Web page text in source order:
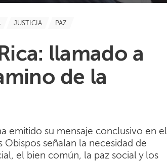
JUSTICIA PAZ
llamado a
de la
emitido su mensaje conclusivo en el
Obispos señalan la necesidad de
el bien común, la paz social y los